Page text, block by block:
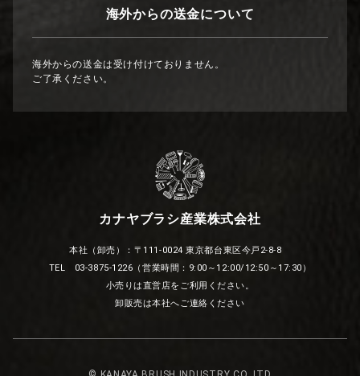
海外からの送金について
海外からの送金は受け付けておりません。
ご了承ください。
カナヤブラシ産業株式会社
本社（卸売）：〒111-0024 東京都台東区今戸2-8-8
TEL 03-3875-1226（営業時間：9:00～12:00/12:50～17:30）
小売りは直営店をご利用ください。
卸販売は本社へご連絡ください